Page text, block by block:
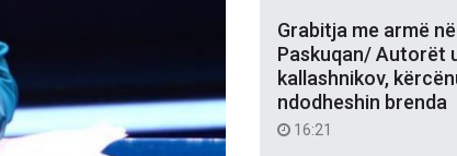
Grabitja me armë
Paskuqan/ Autorët
kallashnikov,
ndodheshin brenda
16:21